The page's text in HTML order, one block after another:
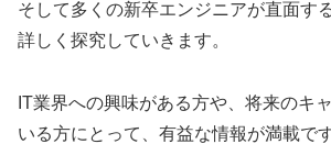
そして多くの新卒エンジニアが直面す
詳しく探究していきます。
IT業界への興味がある方や、将来のキ
いる方にとって、有益な情報が満載です